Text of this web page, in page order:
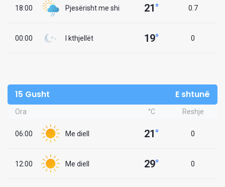
18:00 Pjesërisht me shi 21° 0.7
00:00 I kthjellët 19° 0
15 Gusht E shtunë
Ora °C Reshje
06:00 Me diell 21° 0
12:00 Me diell 29° 0